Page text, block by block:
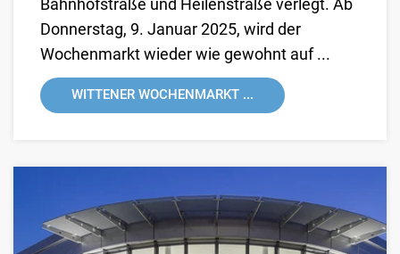
Bahnhofstraße und Heilenstraße verlegt. Ab
Donnerstag, 9. Januar 2025, wird der
Wochenmarkt wieder wie gewohnt auf ...
WITTENER WOCHENMARKT ...